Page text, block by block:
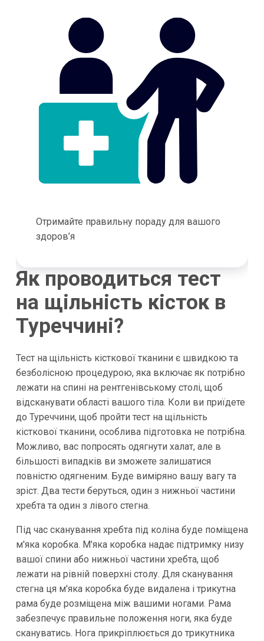
Отримайте правильну пораду для вашого
здоров’я
Як проводиться тест
на щільність кісток в
Туреччині?
Тест на щільність кісткової тканини є швидкою та
безболісною процедурою, яка включає як потрібно
лежати на спині на рентгенівському столі, щоб
відсканувати області вашого тіла. Коли ви приїдете
до Туреччини, щоб пройти тест на щільність
кісткової тканини, особлива підготовка не потрібна.
Можливо, вас попросять одягнути халат, але в
більшості випадків ви зможете залишатися
повністю одягненим. Буде виміряно вашу вагу та
зріст. Два тести беруться, один з нижньої частини
хребта та один з лівого стегна.
Під час сканування хребта під коліна буде поміщена
м'яка коробка. М'яка коробка надає підтримку низу
вашої спини або нижньої частини хребта, щоб
лежати на рівній поверхні столу. Для сканування
стегна ця м'яка коробка буде видалена і трикутна
рама буде розміщена між вашими ногами. Рама
забезпечує правильне положення ноги, яка буде
скануватись. Нога прикріплюється до трикутника